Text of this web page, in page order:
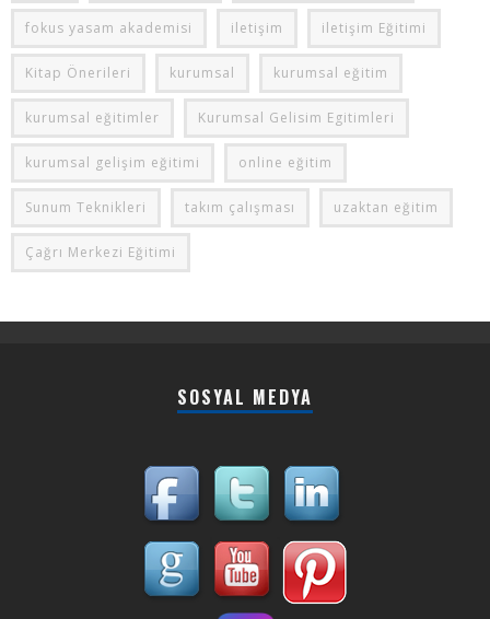
fokus yasam akademisi iletişim iletişim Eğitimi
Kitap Önerileri kurumsal kurumsal eğitim
kurumsal eğitimler Kurumsal Gelisim Egitimleri
kurumsal gelişim eğitimi online eğitim
Sunum Teknikleri takım çalışması uzaktan eğitim
Çağrı Merkezi Eğitimi
SOSYAL MEDYA